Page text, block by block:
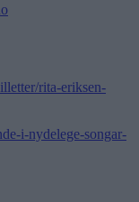
rita-eriksen-
i-nydelege-songar-